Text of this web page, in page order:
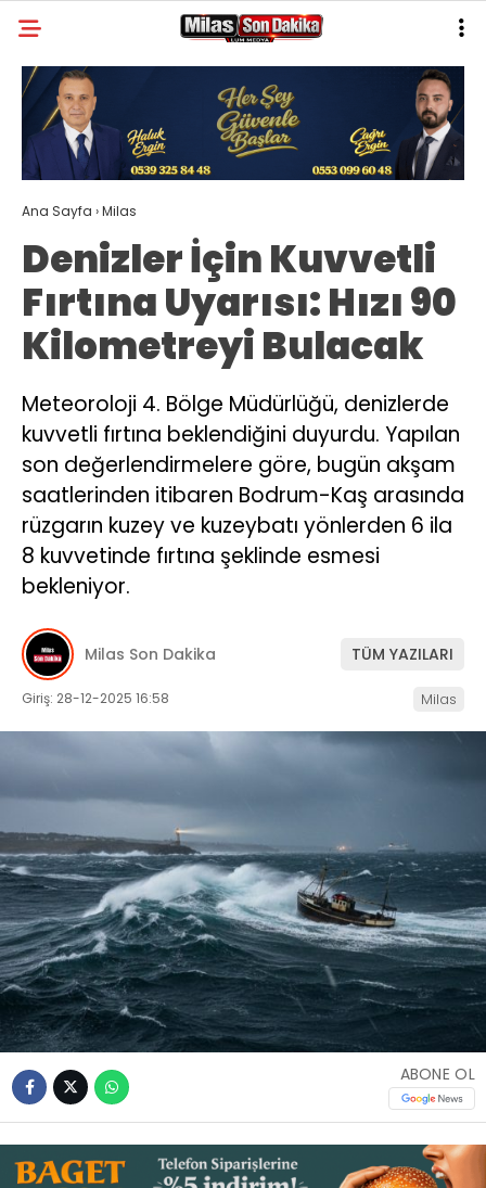
WhatsApp
Instagram
Youtube
30.4
GALERİ YAZARLAR
MILAS
MUĞLA’DAN
ASAYIŞ
GÜNDEM
EKONOMI
SPOR
VEFAT
GENEL
İLETIŞIM
KÜNYE
Ana Sayfa ›Milas
Denizler İçin Kuvvetli
Fırtına Uyarısı: Hızı 90
Kilometreyi Bulacak
Meteoroloji 4. Bölge Müdürlüğü, denizlerde
kuvvetli fırtına beklendiğini duyurdu. Yapılan
son değerlendirmelere göre, bugün akşam
saatlerinden itibaren Bodrum-Kaş arasında
rüzgarın kuzey ve kuzeybatı yönlerden 6 ila
8 kuvvetinde fırtına şeklinde esmesi
bekleniyor.
Milas Son Dakika TÜM YAZILARI
Giriş: 28-12-2025 16:58 Milas
ABONE OL